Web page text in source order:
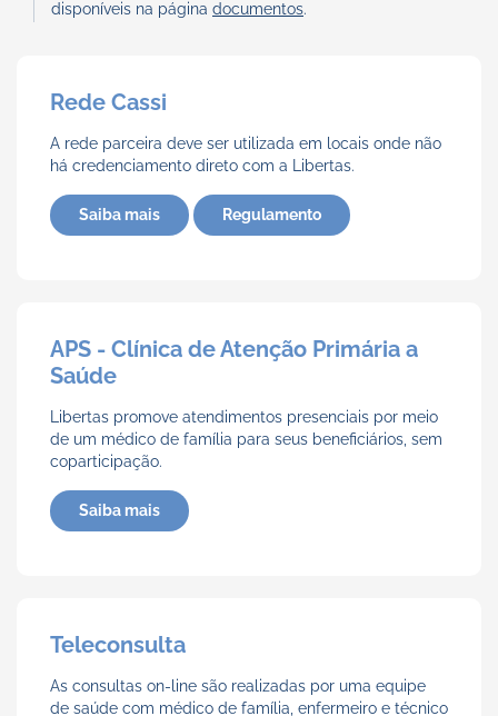
disponíveis na página documentos.
Rede Cassi
A rede parceira deve ser utilizada em locais onde não
há credenciamento direto com a Libertas.
Saiba mais Regulamento
APS - Clínica de Atenção Primária a
Saúde
Libertas promove atendimentos presenciais por meio
de um médico de família para seus beneficiários, sem
coparticipação.
Saiba mais
Teleconsulta
As consultas on-line são realizadas por uma equipe
de saúde com médico de família, enfermeiro e técnico